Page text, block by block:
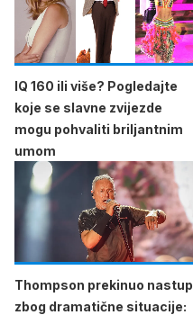
IQ 160 ili više? Pogledajte
koje se slavne zvijezde
mogu pohvaliti briljantnim
umom
Thompson prekinuo nastup
zbog dramatične situacije: